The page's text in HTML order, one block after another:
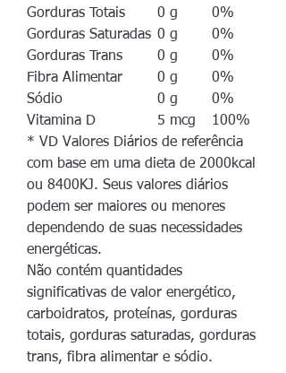
Gorduras Totais
0 g
0%
Gorduras Saturadas 0 g
0%
Gorduras Trans
0 g
0%
Fibra Alimentar
0 g
0%
Sódio
0 g
0%
Vitamina D
5 mcg
100%
* VD Valores Diários de referência
com base em uma dieta de 2000kcal
ou 8400KJ. Seus valores diários
podem ser maiores ou menores
dependendo de suas necessidades
energéticas.
Não contém quantidades
significativas de valor energético,
carboidratos, proteínas, gorduras
totais, gorduras saturadas, gorduras
trans, fibra alimentar e sódio.